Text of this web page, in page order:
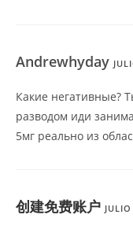
Andrewhyday
Какие негативные?
разводом иди
5мг реально из
创建免费账户